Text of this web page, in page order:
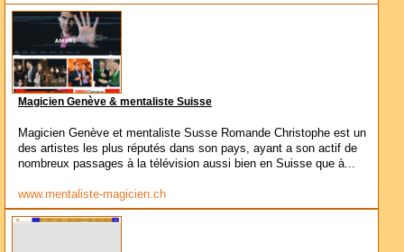
Magicien Genève & mentaliste Suisse
Magicien Genève et mentaliste Susse Romande Christophe est un
des artistes les plus réputés dans son pays, ayant a son actif de
nombreux passages à la télévision aussi bien en Suisse que à...
www.mentaliste-magicien.ch